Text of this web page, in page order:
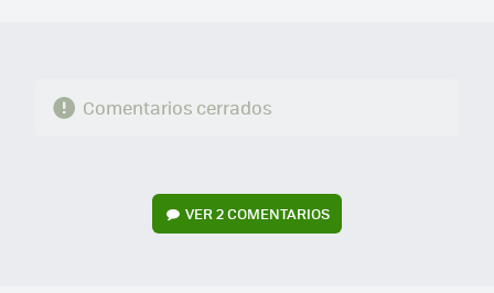
Comentarios cerrados
VER2 COMENTARIOS